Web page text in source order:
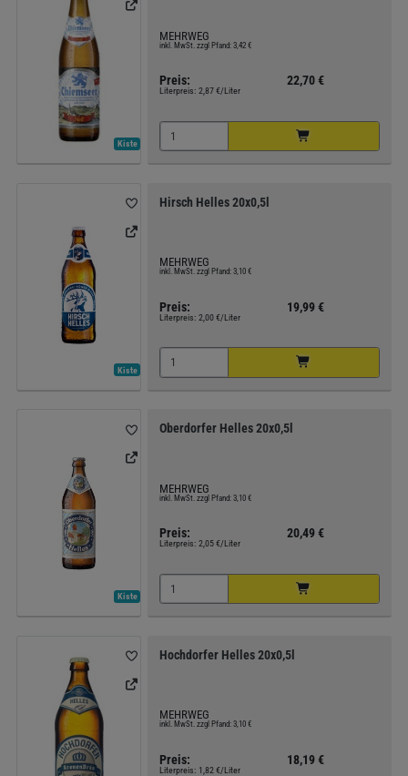
Kiste
MEHRWEG
inkl. MwSt. zzgl Pfand: 3,42 €
Preis: 22,70 €
Literpreis: 2,87 €/Liter
Kiste
Hirsch Helles 20x0,5l
MEHRWEG
inkl. MwSt. zzgl Pfand: 3,10 €
Preis: 19,99 €
Literpreis: 2,00 €/Liter
Kiste
Oberdorfer Helles 20x0,5l
MEHRWEG
inkl. MwSt. zzgl Pfand: 3,10 €
Preis: 20,49 €
Literpreis: 2,05 €/Liter
Hochdorfer Helles 20x0,5l
MEHRWEG
inkl. MwSt. zzgl Pfand: 3,10 €
Preis: 18,19 €
Literpreis: 1,82 €/Liter